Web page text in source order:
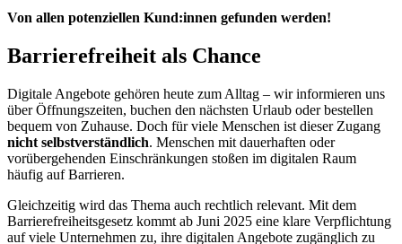
Von allen potenziellen Kund:innen gefunden werden!
Barrierefreiheit als Chance
Digitale Angebote gehören heute zum Alltag – wir informieren uns
über Öffnungszeiten, buchen den nächsten Urlaub oder bestellen
bequem von Zuhause. Doch für viele Menschen ist dieser Zugang
nicht selbstverständlich. Menschen mit dauerhaften oder
vorübergehenden Einschränkungen stoßen im digitalen Raum
häufig auf Barrieren.
Gleichzeitig wird das Thema auch rechtlich relevant. Mit dem
Barrierefreiheitsgesetz kommt ab Juni 2025 eine klare Verpflichtung
auf viele Unternehmen zu, ihre digitalen Angebote zugänglich zu